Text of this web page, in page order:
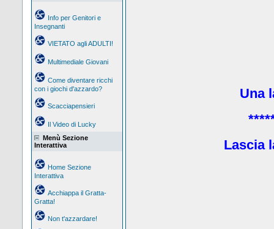
Info per Genitori e
Insegnanti
VIETATO agli ADULTI!
Multimediale Giovani
Come diventare ricchi
con i giochi d'azzardo?
Scacciapensieri
Il Video di Lucky
Menù Sezione
Interattiva
Home Sezione
Interattiva
Acchiappa il Gratta-
Gratta!
Non t'azzardare!
Una
Lascia